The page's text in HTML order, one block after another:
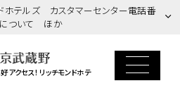
ドホテルズ カスタマーセンター電話番
ついて ほか
アクセス！ リッチモンドホテ